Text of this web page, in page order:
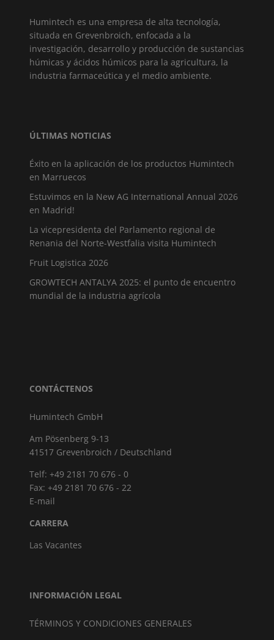
Humintech es una empresa de alta tecnología,
situada en Grevenbroich, enfocada a la
investigación, desarrollo y producción de sustancias
húmicas y ácidos húmicos para la agricultura, la
industria farmaceútica y el medio ambiente.
ÚLTIMAS NOTICIAS
Éxito en la aplicación de los productos Humintech
en Marruecos
Estuvimos en la New AG International Annual 2026
en Madrid!
La vicepresidenta del Parlamento regional de
Renania del Norte-Westfalia visita Humintech
Fruit Logistica 2026
GROWTECH ANTALYA 2025: el punto de encuentro
mundial de la industria agrícola
CONTÁCTENOS
Humintech GmbH
Am Pösenberg 9-13
41517 Grevenbroich / Deutschland
Telf: +49 2181 70 676 - 0
Fax: +49 2181 70 676 - 22
E-mail
CARRERA
Las Vacantes
INFORMACIÓN LEGAL
TÉRMINOS Y CONDICIONES GENERALES